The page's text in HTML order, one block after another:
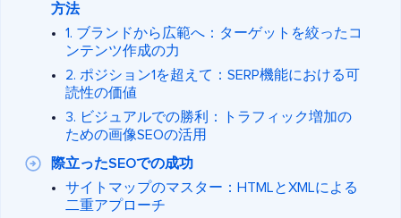
方法
1. ブランドから広範へ：ターゲットを絞ったコ
ンテンツ作成の力
2. ポジション1を超えて：SERP機能における可
読性の価値
3. ビジュアルでの勝利：トラフィック増加の
ための画像SEOの活用
際立ったSEOでの成功
サイトマップのマスター：HTMLとXMLによる
二重アプローチ